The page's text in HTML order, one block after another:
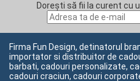
Dorești să fii la curent cu
Firma Fun Design, detinatorul
importator si distribuitor de
barbati, cadouri personalizate,
cadouri craciun, cadouri